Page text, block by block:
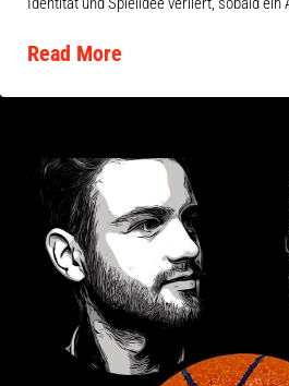
Read More